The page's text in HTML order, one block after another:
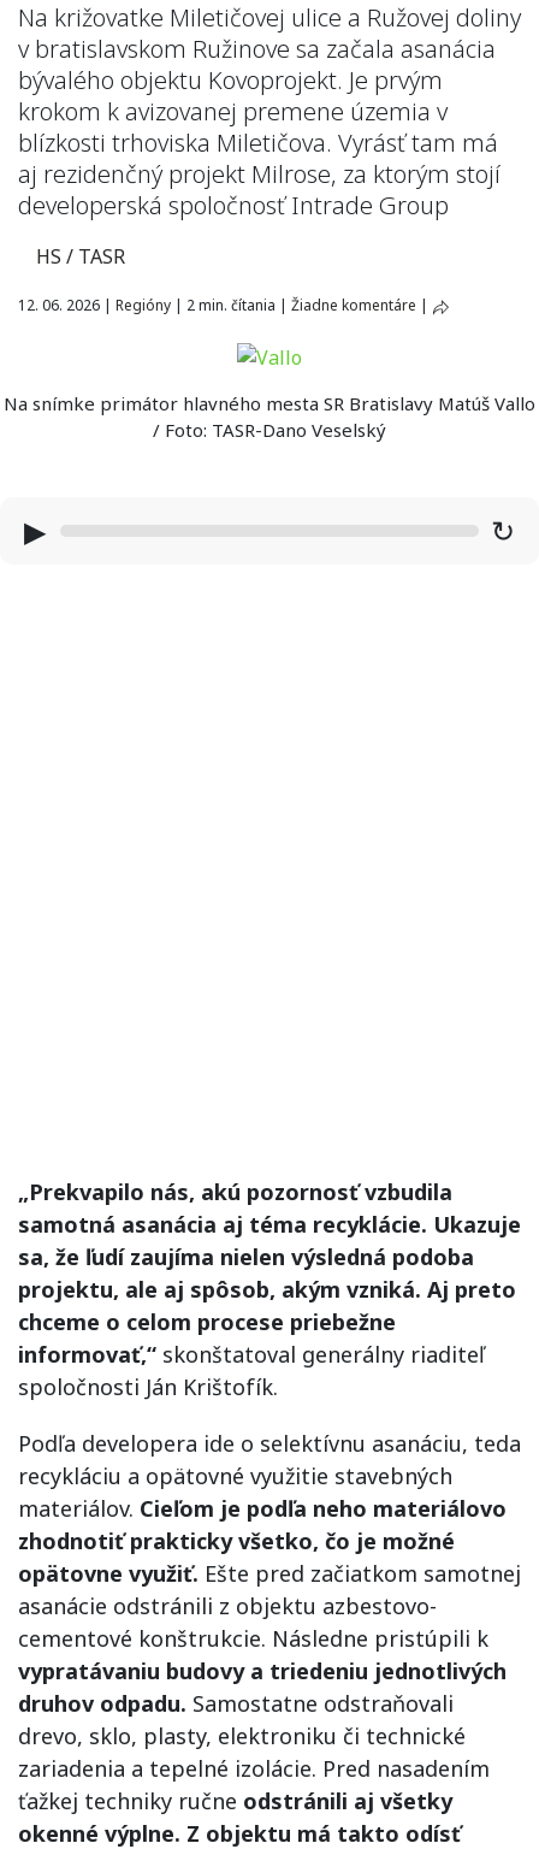
Na križovatke Miletičovej ulice a Ružovej doliny
v bratislavskom Ružinove sa začala asanácia
bývalého objektu Kovoprojekt. Je prvým
krokom k avizovanej premene územia v
blízkosti trhoviska Miletičova. Vyrásť tam má
aj rezidenčný projekt Milrose, za ktorým stojí
developerská spoločnosť Intrade Group
HS / TASR
12. 06. 2026 | Regióny | 2 min. čítania | Žiadne komentáre |
Na snímke primátor hlavného mesta SR Bratislavy Matúš Vallo
/ Foto: TASR-Dano Veselský
▶ ↻
„Prekvapilo nás, akú pozornosť vzbudila
samotná asanácia aj téma recyklácie. Ukazuje
sa, že ľudí zaujíma nielen výsledná podoba
projektu, ale aj spôsob, akým vzniká. Aj preto
chceme o celom procese priebežne
informovať,“ skonštatoval generálny riaditeľ
spoločnosti Ján Krištofík.
Podľa developera ide o selektívnu asanáciu, teda
recykláciu a opätovné využitie stavebných
materiálov. Cieľom je podľa neho materiálovo
zhodnotiť prakticky všetko, čo je možné
opätovne využiť. Ešte pred začiatkom samotnej
asanácie odstránili z objektu azbestovo-
cementové konštrukcie. Následne pristúpili k
vypratávaniu budovy a triedeniu jednotlivých
druhov odpadu. Samostatne odstraňovali
drevo, sklo, plasty, elektroniku či technické
zariadenia a tepelné izolácie. Pred nasadením
ťažkej techniky ručne odstránili aj všetky
okenné výplne. Z objektu má takto odísť